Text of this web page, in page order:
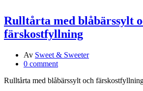
Rulltårta med blåbärssylt
färskostfyllning
Av Sweet & Sweeter
0 comment
Rulltårta med blåbärssylt och